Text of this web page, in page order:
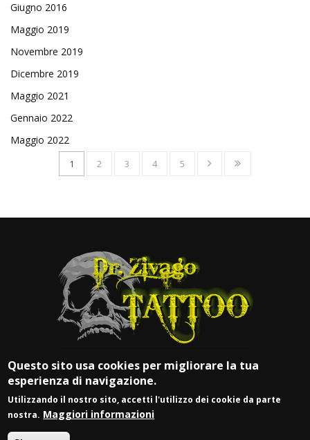
Giugno 2016
Maggio 2019
Novembre 2019
Dicembre 2019
Maggio 2021
Gennaio 2022
Maggio 2022
1 2 3 4 5
Questo sito usa cookies per migliorare la tua
esperienza di navigazione.
Utilizzando il nostro sito, accetti l'utilizzo dei cookie da parte
nostra. Maggiori informazioni